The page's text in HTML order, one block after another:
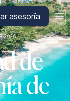
asesoría
2026
de
de